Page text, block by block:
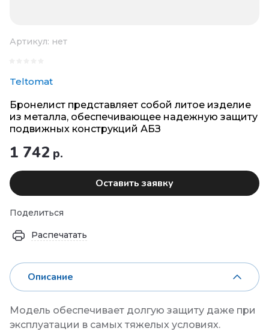
Артикул: нет
Teltomat
Бронелист представляет собой литое изделие
из металла, обеспечивающее надежную защиту
подвижных конструкций АБЗ
1 742 р.
Оставить заявку
Поделиться
Распечатать
Описание
Модель обеспечивает долгую защиту даже при
эксплуатации в самых тяжелых условиях.